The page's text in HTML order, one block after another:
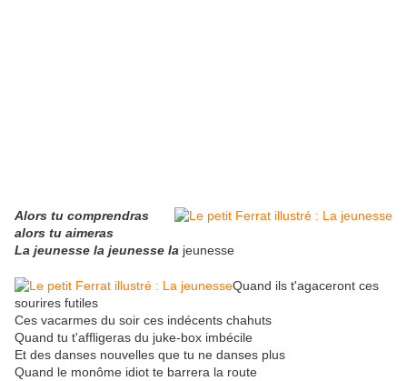
Alors tu comprendras
alors tu aimeras
La jeunesse la jeunesse la jeunesse
Quand ils t'agaceront ces
sourires futiles
Ces vacarmes du soir ces indécents chahuts
Quand tu t'affligeras du juke-box imbécile
Et des danses nouvelles que tu ne danses plus
Quand le monôme idiot te barrera la route